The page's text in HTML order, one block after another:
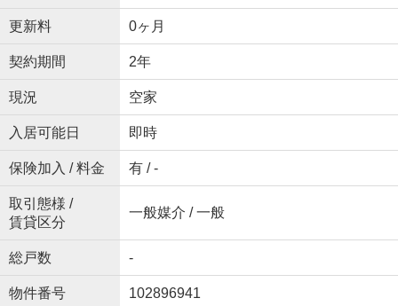
更新料 0ヶ月
契約期間 2年
現況 空家
入居可能日 即時
保険加入 / 料金 有 / -
取引態様 /
賃貸区分
一般媒介 / 一般
総戸数 -
物件番号 102896941